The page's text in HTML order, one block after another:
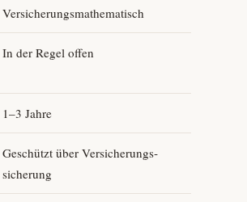
Versicherungs­mathematisch
In der Regel offen
1–3 Jahre
Geschützt über Versicherungs­
sicherung